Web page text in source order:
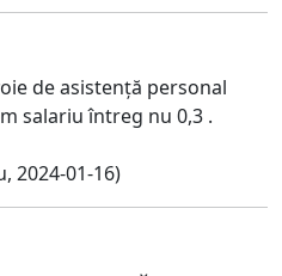
de asistență personal
salariu întreg nu 0,3 .
2024-01-16)